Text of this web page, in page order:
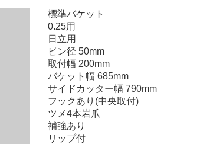
標準バケット
0.25用
日立用
ピン径 50mm
取付幅 200mm
バケット幅 685mm
サイドカッター幅 790mm
フックあり(中央取付)
ツメ4本岩爪
補強あり
リップ付